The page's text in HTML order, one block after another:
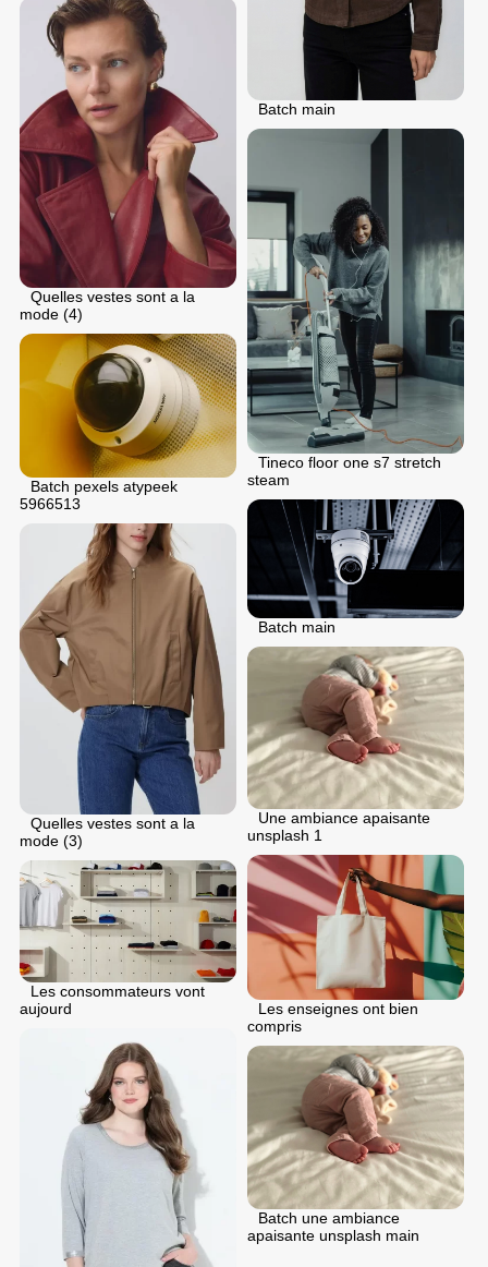
Batch main
Quelles vestes sont a la
mode (4)
Tineco floor one s7 stretch
steam
Batch pexels atypeek
5966513
Batch main
Quelles vestes sont a la
mode (3)
Une ambiance apaisante
unsplash 1
Les enseignes ont bien
compris
Les consommateurs vont
aujourd
Batch une ambiance
apaisante unsplash main